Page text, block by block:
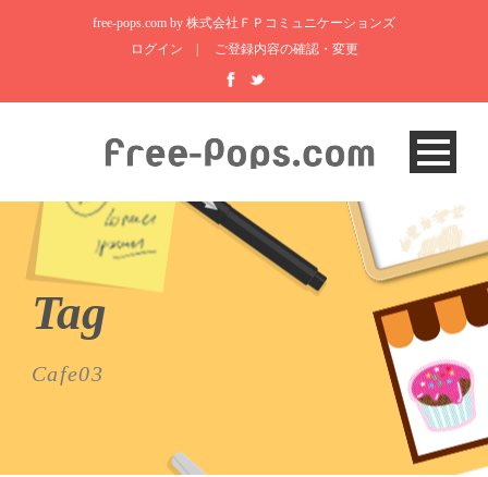
free-pops.com by 株式会社ＦＰコミュニケーションズ
ログイン
ご登録内容の確認・変更
Tag
Cafe03